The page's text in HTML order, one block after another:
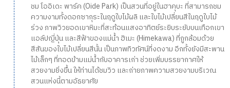
ชม โออิเดะ พาร์ค (Oide Park) เป็นสวนที่อยู่ในฮาคุบะ ที่สามารถชม
ความงามทั้งดอกซากุระในฤดูใบไม้ผลิ และใบไม้เปลี่ยนสีในฤดูใบไม้
ร่วง ภาพวิวยอดเขาหิมะที่สะท้อนแสงอาทิตย์ระยิบระยับบนเทือกเขา
แอล์ปญี่ปุ่น และสีฟ้าของแม่น้ำ ฮิเมะ (Himekawa) ที่ถูกล้อมด้วย
สีสันของใบไม้เปลี่ยนสีนั้น เป็นภาพทิวทัศน์ที่งดงาม อีกทั้งยังมีสะพาน
ไม้เล็กๆ ที่ทอดข้ามแม่น้ำกับอาคารเก่า ช่วยเพิ่มบรรยากาศให้
สวยงามยิ่งขึ้น ให้ท่านได้ชมวิว และถ่ายภาพความสวยงามบริเวณ
สวนแห่งนี้ตามอัธยาศัย